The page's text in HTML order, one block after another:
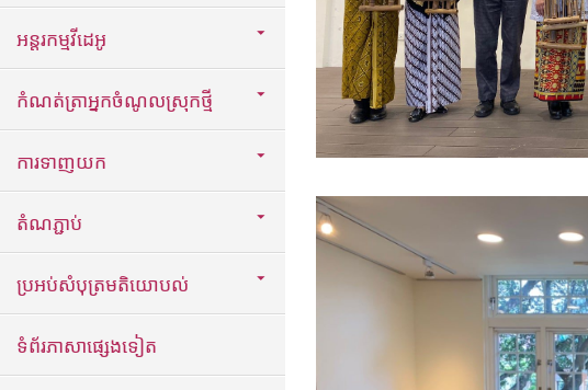
អន្តរកម្មវីដេអូ
កំណត់ត្រាអ្នកចំណូលស្រុកថ្មី
ការទាញយក
តំណភ្ជាប់
ប្រអប់សំបុត្រមតិយោបល់
ទំព័រភាសាផ្សេងទៀត